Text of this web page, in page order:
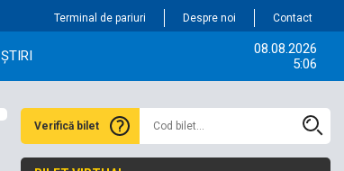
Terminal de pariuri Despre noi Contact
ȘTIRI
08.08.2026
5:06
Verifică bilet